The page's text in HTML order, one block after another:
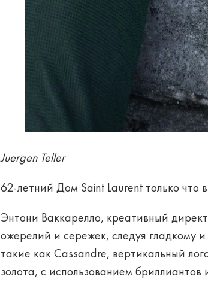
Juergen Teller
62-летний Дом Saint Laurent только
Энтони Ваккарелло, креативный
ожерелий и сережек, следуя гладкому
такие как Cassandre, вертикальный
золота, с использованием